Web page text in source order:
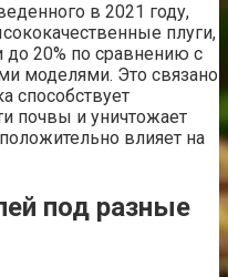
в 2021 году,
плуги,
до 20% по сравнению с
моделями. Это связано
способствует
почвы и уничтожает
влияет на
под разные